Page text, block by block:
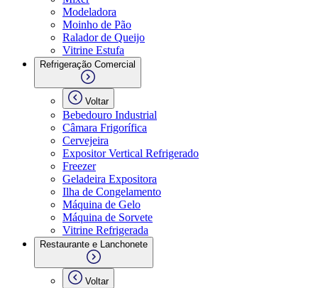
Modeladora
Moinho de Pão
Ralador de Queijo
Vitrine Estufa
Refrigeração Comercial
Voltar
Bebedouro Industrial
Câmara Frigorífica
Cervejeira
Expositor Vertical Refrigerado
Freezer
Geladeira Expositora
Ilha de Congelamento
Máquina de Gelo
Máquina de Sorvete
Vitrine Refrigerada
Restaurante e Lanchonete
Voltar